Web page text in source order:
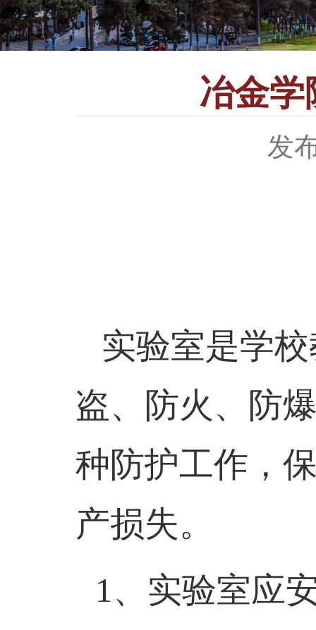
冶金学
发
实验室是学
盗、防火、防
种防护工作，
产损失。
1、实验室应